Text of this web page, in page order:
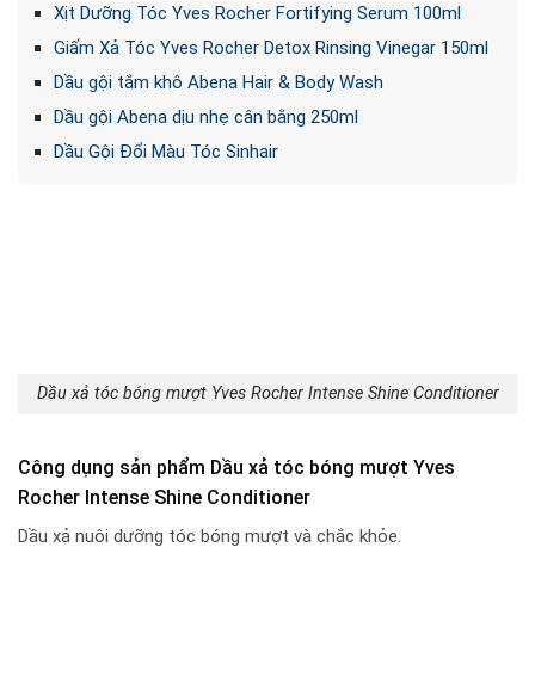
Xịt Dưỡng Tóc Yves Rocher Fortifying Serum 100ml
Giấm Xả Tóc Yves Rocher Detox Rinsing Vinegar 150ml
Dầu gội tắm khô Abena Hair & Body Wash
Dầu gội Abena dịu nhẹ cân bằng 250ml
Dầu Gội Đổi Màu Tóc Sinhair
Dầu xả tóc bóng mượt Yves Rocher Intense Shine Conditioner
Công dụng sản phẩm Dầu xả tóc bóng mượt Yves
Rocher Intense Shine Conditioner
Dầu xả nuôi dưỡng tóc bóng mượt và chắc khỏe.